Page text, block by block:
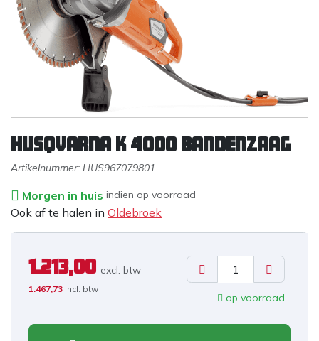
Husqvarna K 4000 bandenzaag
Artikelnummer: HUS967079801
Morgen in huis indien op voorraad
Ook af te halen in Oldebroek
1.213,00 excl. btw
1.467,73 incl. btw
op voorraad